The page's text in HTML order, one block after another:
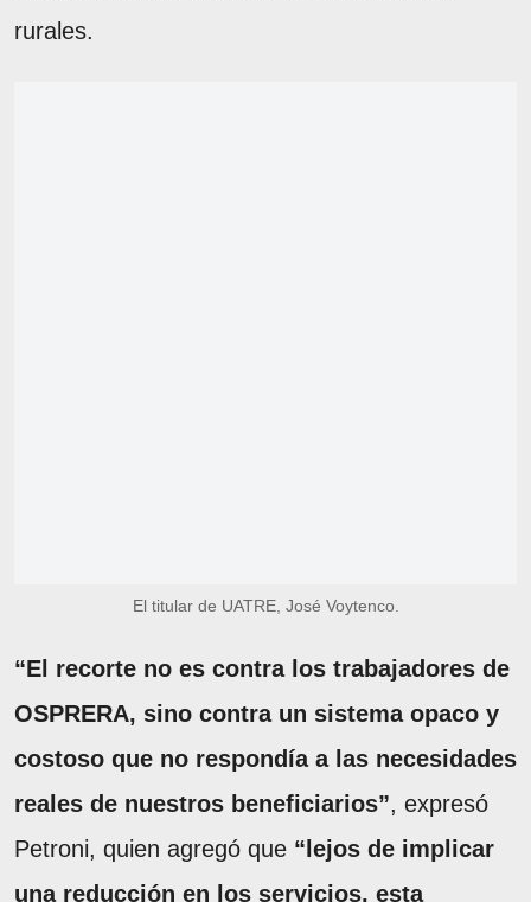
rurales.
El titular de UATRE, José Voytenco.
“El recorte no es contra los trabajadores de
OSPRERA, sino contra un sistema opaco y
costoso que no respondía a las necesidades
reales de nuestros beneficiarios”, expresó
Petroni, quien agregó que “lejos de implicar
una reducción en los servicios, esta